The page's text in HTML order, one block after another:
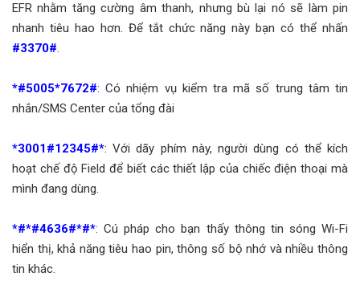
EFR nhằm tăng cường âm thanh, nhưng bù lại nó sẽ làm pin
nhanh tiêu hao hơn. Để tắt chức năng này bạn có thể nhấn
#3370#.
*#5005*7672#: Có nhiệm vụ kiểm tra mã số trung tâm tin
nhắn/SMS Center của tổng đài
*3001#12345#*: Với dãy phím này, người dùng có thể kích
hoạt chế độ Field để biết các thiết lập của chiếc điện thoại mà
mình đang dùng.
*#*#4636#*#*: Cú pháp cho bạn thấy thông tin sóng Wi-Fi
hiển thị, khả năng tiêu hao pin, thông số bộ nhớ và nhiều thông
tin khác.